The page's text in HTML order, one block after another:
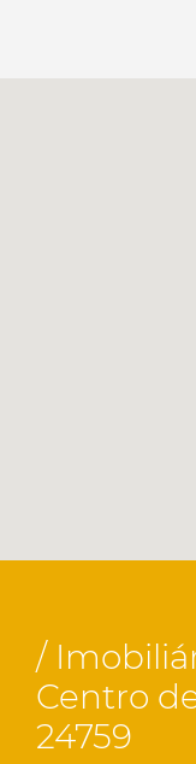
/
Centro
24759